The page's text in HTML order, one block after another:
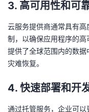
3. 高可用性和可靠
云服务提供商通常具有
制，以确保应用程序的
提供了全球范围内的数
灾难恢复。
4. 快速部署和开发
通过托管服务，企业可